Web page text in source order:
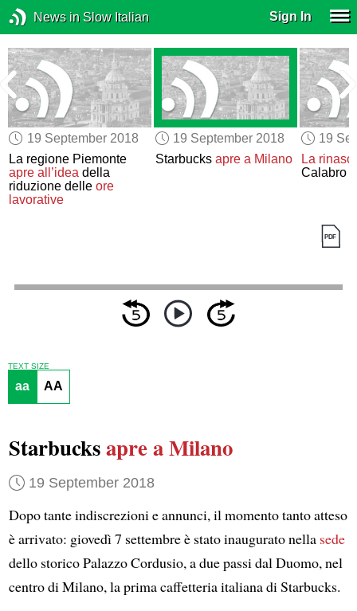
News in Slow Italian Sign In
19 September 2018
La regione Piemonte
apre all’idea della
riduzione delleore
lavorative
19 September 2018
Starbucks apre a Milano
19
La
Calabro
TEXT SIZE
aa AA
Starbucksapre a Milano
19 September 2018
Dopo tante indiscrezioni e annunci, il momento tanto atteso
è arrivato: giovedì 7 settembre è stato inaugurato nella sede
dello storico Palazzo Cordusio, a due passi dal Duomo, nel
centro di Milano, la prima caffetteria italiana di Starbucks.